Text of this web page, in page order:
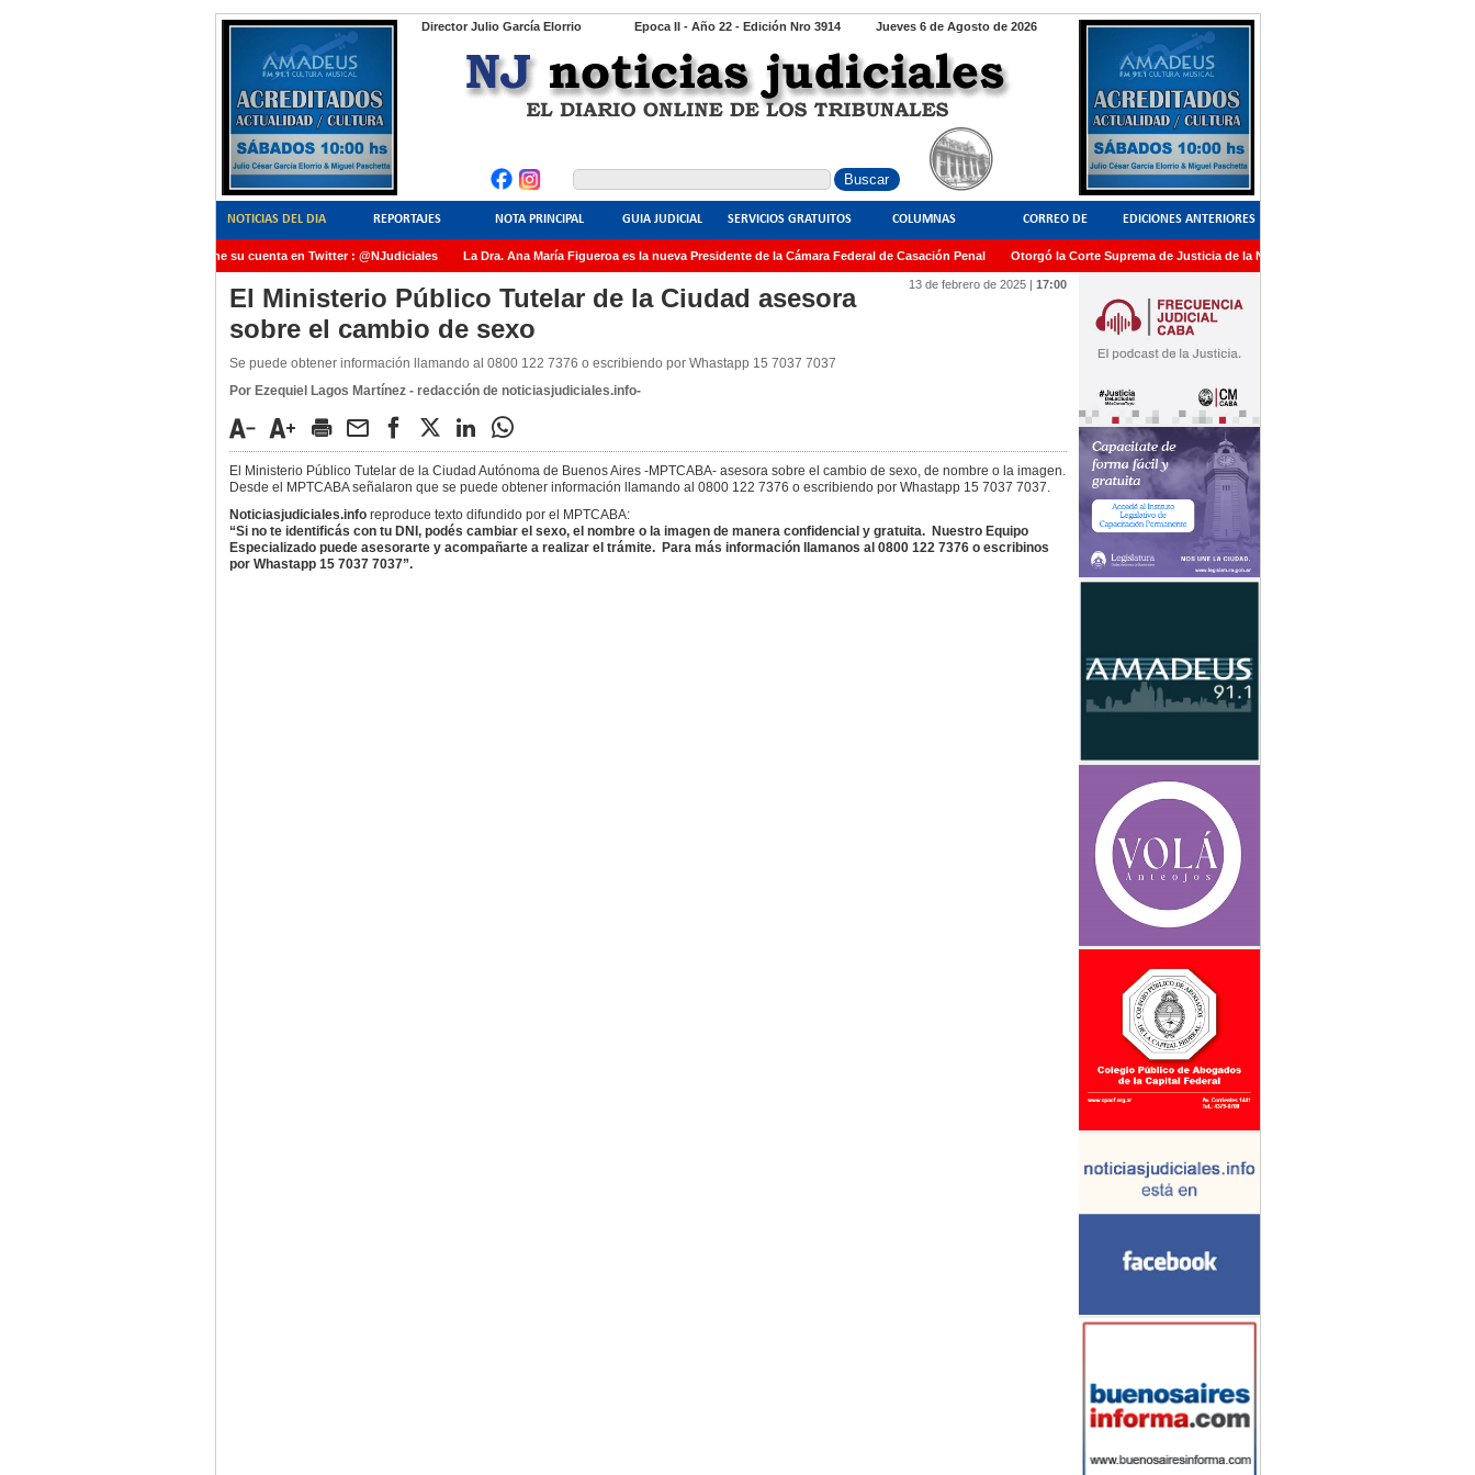
Director Julio García Elorrio Jueves 6 de Agosto de 2026
Epoca II - Año 22 - Edición Nro 3914
NOTICIAS DEL DIA REPORTAJES NOTA PRINCIPAL GUIA JUDICIAL SERVICIOS GRATUITOS COLUMNAS CORREO DE
LECTORES
EDICIONES ANTERIORES
NoticiasJudiciales.INFO tiene su cuenta en Twitter : @NJudiciales La Dra. Ana María Figueroa es la nueva Presidente de la Cámara Federal de Casación Penal Otorgó la Corte Suprema de Justicia de la Nación una medalla al Dr. Raul
AMIA quedó radicada ante el Juez Daniel Rafecas 13 de febrero de 2025| 17:00
El Ministerio Público Tutelar de la Ciudad asesora
sobre el cambio de sexo
Se puede obtener información llamando al 0800 122 7376 o escribiendo por Whastapp 15 7037 7037
Por Ezequiel Lagos Martínez - redacción de noticiasjudiciales.info-
El Ministerio Público Tutelar de la Ciudad Autónoma de Buenos Aires -MPTCABA- asesora sobre el cambio de sexo, de nombre o la imagen.
Desde el MPTCABA señalaron que se puede obtener información llamando al 0800 122 7376 o escribiendo por Whastapp 15 7037 7037.
Noticiasjudiciales.info reproduce texto difundido por el MPTCABA:
“Si no te identificás con tu DNI, podés cambiar el sexo, el nombre o la imagen de manera confidencial y gratuita. Nuestro Equipo
Especializado puede asesorarte y acompañarte a realizar el trámite. Para más información llamanos al 0800 122 7376 o escribinos
por Whastapp 15 7037 7037”.